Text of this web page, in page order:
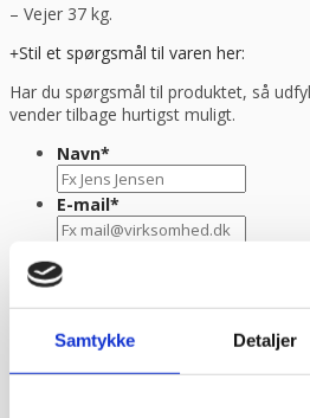
Samtykke Detaljer
– Vejer 37 kg.
Stil et spørgsmål til varen her:
Har du spørgsmål til produktet, så
vender tilbage hurtigst muligt.
Navn*
E-mail*